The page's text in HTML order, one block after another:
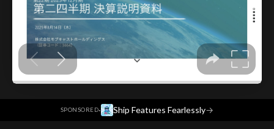
SPONSORED· Ship Features Fearlessly→